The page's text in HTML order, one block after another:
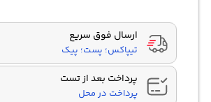
ارسال فوق سریع
تیپاکس؛ پست؛ پیک
پرداخت بعد از تست
پرداخت در محل